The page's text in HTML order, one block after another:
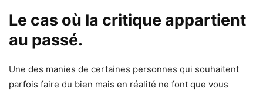
Le cas où la critique appartient
au passé.
Une des manies de certaines personnes qui souhaitent
parfois faire du bien mais en réalité ne font que vous